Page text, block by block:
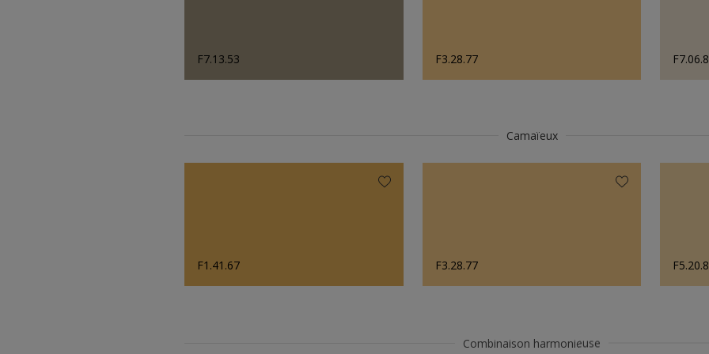
F7.13.53 F3.28.77
Camaïeux
F1.41.67 F3.28.77
Combinaison harmonieuse